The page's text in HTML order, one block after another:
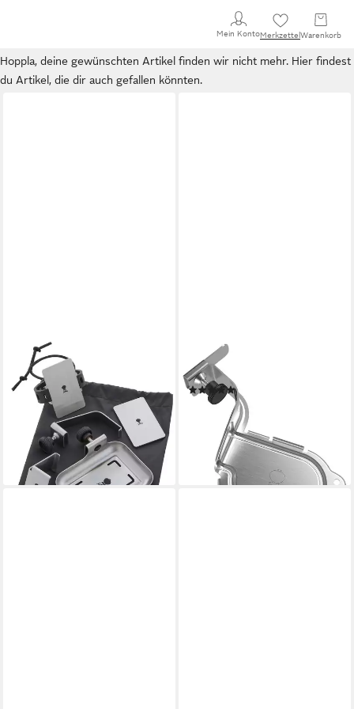
Mein KontoMerkzettel Warenkorb
Hoppla, deine gewünschten Artikel finden wir nicht mehr. Hier findest
du Artikel, die dir auch gefallen könnten.
WEBER
Grillthermometer Halterung,
6-teiliges Montagekit für
Weber Connect
12,99 € UVP 34,79 €
-63%
lieferbar - in 1-2 Werktagen bei dir
WEBER
Grilltopfhalter iGrill Halterung
(2)
6,79 € UVP14,99 €
lieferbar - in 1-2 Werktagen bei dir